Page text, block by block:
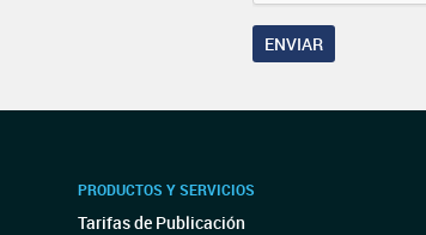
ENVIAR
PRODUCTOS Y SERVICIOS
Tarifas de Publicación